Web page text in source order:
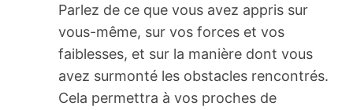
Parlez de ce que vous avez appris sur
vous-même, sur vos forces et vos
faiblesses, et sur la manière dont vous
avez surmonté les obstacles rencontrés.
Cela permettra à vos proches de